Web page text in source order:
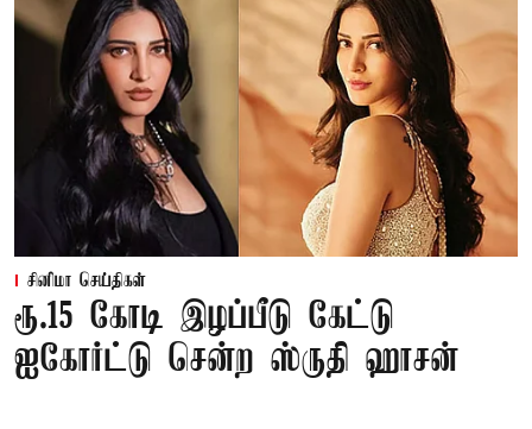
சினிமா செய்திகள்
ரூ.15 கோடி இழப்பீடு கேட்டு
ஐகோர்ட்டு சென்ற ஸ்ருதி ஹாசன்